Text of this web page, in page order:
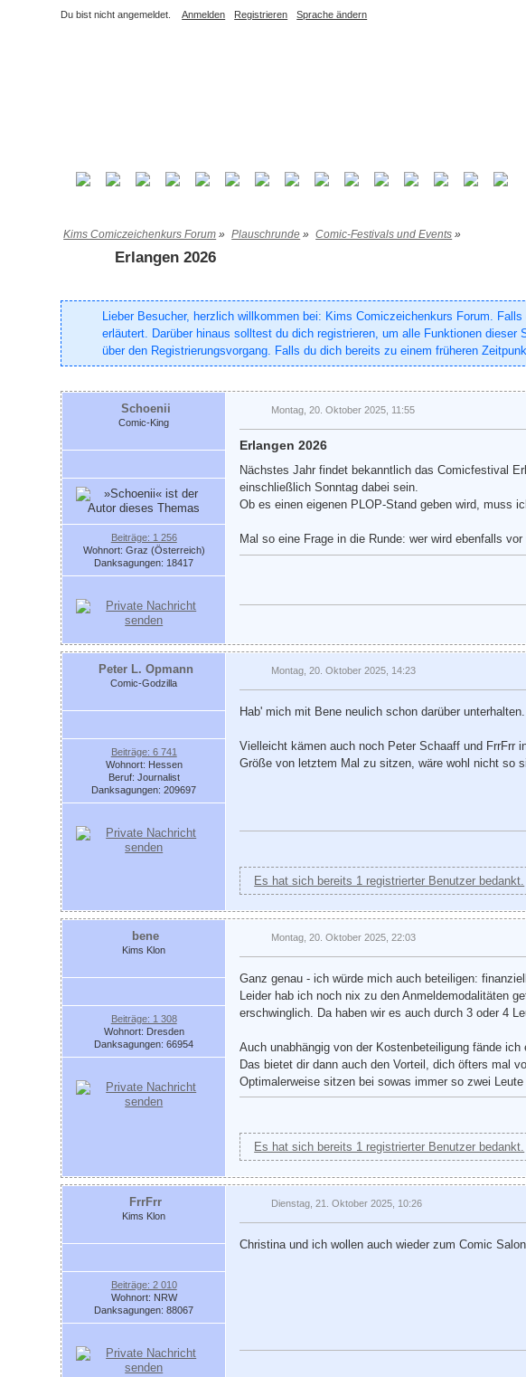
Du bist nicht angemeldet. Anmelden Registrieren Sprache ändern
Kims Comiczeichenkurs Forum » Plauschrunde » Comic-Festivals und Events »
Erlangen 2026
Lieber Besucher, herzlich willkommen bei: Kims Comiczeichenkurs Forum.
erläutert. Darüber hinaus solltest du dich registrieren, um alle Funktionen dieser
über den Registrierungsvorgang. Falls du dich bereits zu einem früheren
Schoenii
Comic-King
Beiträge: 1 256
Wohnort: Graz (Österreich)
Danksagungen: 18417
Montag, 20. Oktober 2025, 11:55
Erlangen 2026
Nächstes Jahr findet bekanntlich das Comicfestival
einschließlich Sonntag dabei sein.
Ob es einen eigenen PLOP-Stand geben wird, muss
Mal so eine Frage in die Runde: wer wird ebenfalls
Peter L. Opmann
Comic-Godzilla
Beiträge: 6 741
Wohnort: Hessen
Beruf: Journalist
Danksagungen: 209697
Montag, 20. Oktober 2025, 14:23
Hab' mich mit Bene neulich schon darüber
Vielleicht kämen auch noch Peter Schaaff und FrrFrr
Größe von letztem Mal zu sitzen, wäre wohl nicht so
Es hat sich bereits 1 registrierter Benutzer bedankt.
bene
Kims Klon
Beiträge: 1 308
Wohnort: Dresden
Danksagungen: 66954
Montag, 20. Oktober 2025, 22:03
Ganz genau - ich würde mich auch beteiligen:
Leider hab ich noch nix zu den Anmeldemodalitäten
erschwinglich. Da haben wir es auch durch 3 oder 4
Auch unabhängig von der Kostenbeteiligung fände
Das bietet dir dann auch den Vorteil, dich öfters mal
Optimalerweise sitzen bei sowas immer so zwei
Es hat sich bereits 1 registrierter Benutzer bedankt.
FrrFrr
Kims Klon
Beiträge: 2 010
Wohnort: NRW
Danksagungen: 88067
Dienstag, 21. Oktober 2025, 10:26
Christina und ich wollen auch wieder zum Comic